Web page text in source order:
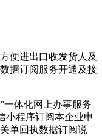
进出口收发货人及
据订阅服务开通及接
体化网上办事服务
小程序订阅本企业申
单回执数据订阅说